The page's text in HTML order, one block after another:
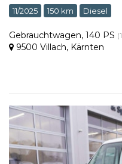
11/2025 150 km Diesel
Gebrauchtwagen, 140 PS
9500 Villach, Kärnten